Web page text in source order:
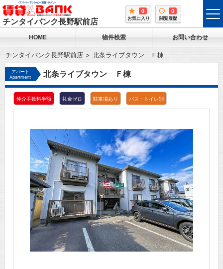
チンタイバンク長野駅前店
0
お気に入り
0
閲覧履歴
HOME 物件検索 お問い合わせ
チンタイバンク長野駅前店 北条ライブタウン Ｆ棟
アパート
Apartment
北条ライブタウン Ｆ棟
仲介手数料半額 礼金ゼロ 駐車場あり バス・トイレ別